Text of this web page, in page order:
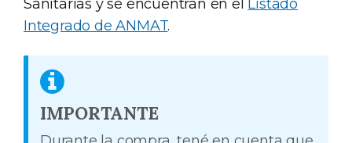
Sanitarias y se encuentran en el Listado
Integrado de ANMAT.
IMPORTANTE